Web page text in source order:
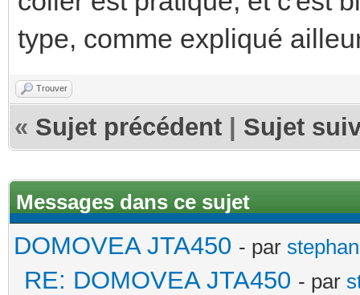
type, comme expliqué
Trouver
« Sujet précédent Sujet
Messages dans ce sujet
DOMOVEA JTA450 - par stephan
RE: DOMOVEA JTA450 - par